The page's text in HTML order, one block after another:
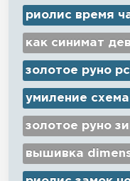
риолис время
как синимат
золотое руно
умиление
золотое руно
вышивка